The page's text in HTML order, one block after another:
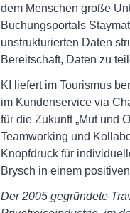
dem Menschen große
Buchungsportals
unstrukturierten Daten
Bereitschaft, Daten zu
KI liefert im Tourismus
im Kundenservice via
für die Zukunft „Mut und
Teamworking und
Knopfdruck für
Brysch in einem
Der 2005 gegründete